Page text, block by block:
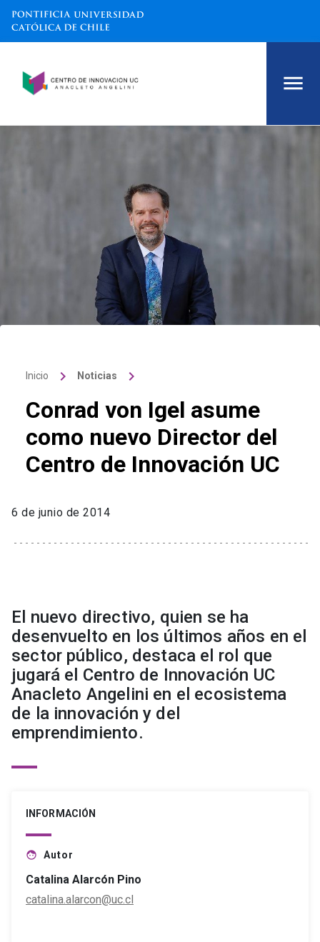
Inicio keyboard_arrow_right Noticias keyboard_arrow_right
Conrad von Igel asume
como nuevo Director del
Centro de Innovación UC
6 de junio de 2014
El nuevo directivo, quien se ha
desenvuelto en los últimos años en el
sector público, destaca el rol que
jugará el Centro de Innovación UC
Anacleto Angelini en el ecosistema
de la innovación y del
emprendimiento.
INFORMACIÓN
face Autor
Catalina Alarcón Pino
catalina.alarcon@uc.cl